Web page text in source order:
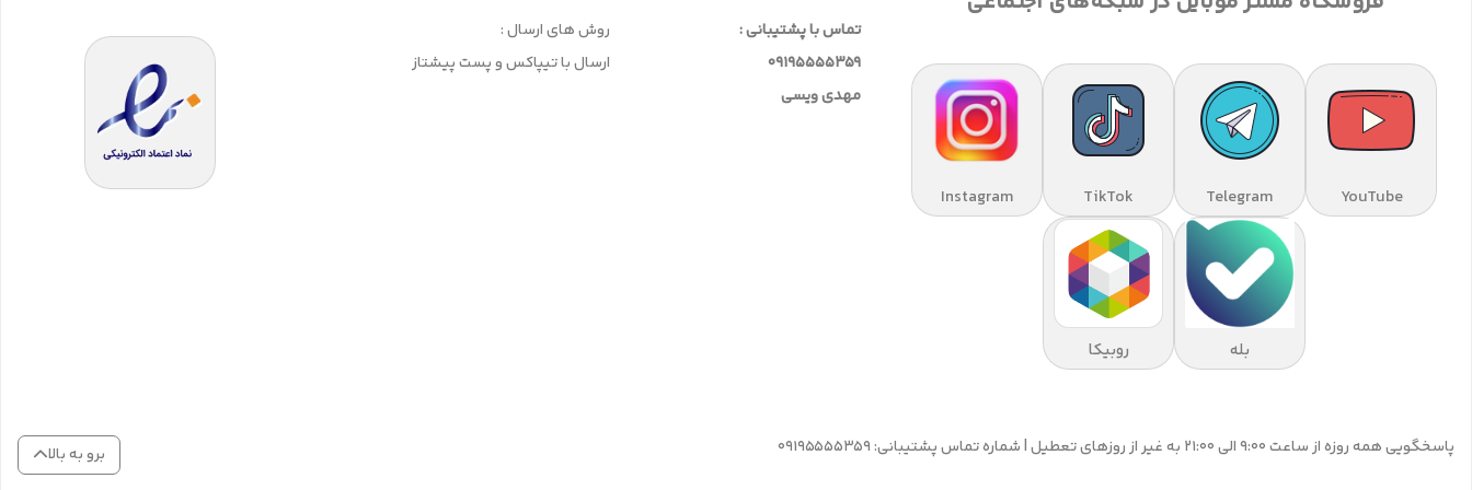
YouTube
Telegram
TikTok
Instagram
بله روبیکا
تماس با پشتیبانی :
09195555359
مهدی ویسی
روش های ارسال :
ارسال با تیپاکس و پست پیشتاز
پاسخگویی همه روزه از ساعت 9:00 الی 21:00 به غیر از روزهای تعطیل | شماره تماس پشتیبانی: 09195555359 برو به بالا